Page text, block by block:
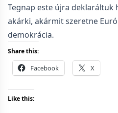
Tegnap este újra deklaráltuk
akárki, akármit szeretne
demokrácia.
Share this:
Facebook X
Like this: